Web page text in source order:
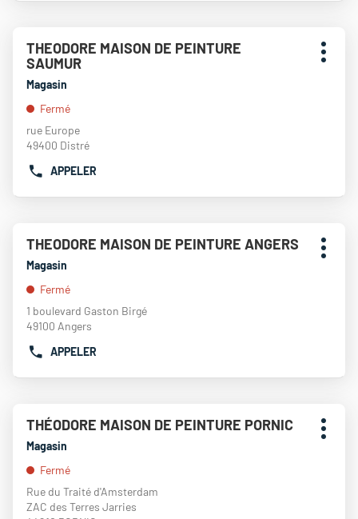
TÉLÉPHONE
DU
POINT
DE
VENTE
MAISON
DE
PEINTURE
LE
MANS
sur
touche
pour
obtenir
amples
Point
de
vente
:
THEODORE MAISON DE PEINTURE
SAUMUR
Magasin
Fermé
rue Europe
49400 Distré
APPELER
AFFICHER
TÉLÉPHONE
DU
POINT
DE
THEODORE
MAISON
DE
PEINTURE
SAUMUR
Plus
sur
ENTRÉE
pour
obtenir
plus
Point
de
:
THEODORE MAISON DE PEINTURE ANGERS
Magasin
Fermé
1 boulevard Gaston Birgé
49100 Angers
APPELER
AFFICHER
TÉLÉPHONE
DU
POINT
DE
THEODORE
MAISON
Plus
sur
ENTRÉE
pour
obtenir
Point
de
:
THÉODORE MAISON DE PEINTURE PORNIC
Magasin
Fermé
Rue du Traité d'Amsterdam
ZAC des Terres Jarries
Plus